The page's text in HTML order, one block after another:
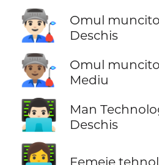
👨🏻‍🏭
Omul
Deschis
👨🏽‍🏭
Omul
Mediu
👨🏻‍💻
Man
Deschis
Femeie